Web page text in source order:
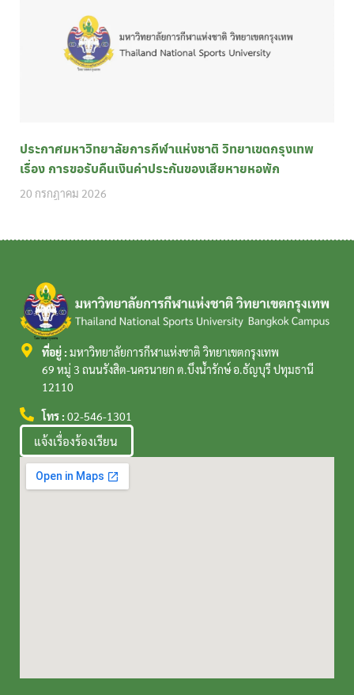
ประกาศมหาวิทยาลัยการกีฬาแห่งชาติ วิทยาเขตกรุงเทพ
เรื่อง การขอรับคืนเงินค่าประกันของเสียหายหอพัก
20 กรกฎาคม 2026
ที่อยู่ : มหาวิทยาลัยการกีฬาแห่งชาติ วิทยาเขตกรุงเทพ
69 หมู่ 3 ถนนรังสิต-นครนายก ต.บึงน้ำรักษ์ อ.ธัญบุรี ปทุมธานี
12110
โทร : 02-546-1301
แจ้งเรื่องร้องเรียน